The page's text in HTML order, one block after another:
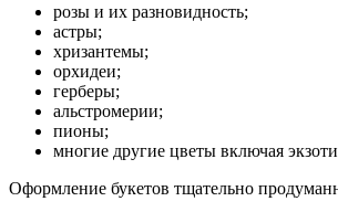
розы и их разновидность;
астры;
хризантемы;
орхидеи;
герберы;
альстромерии;
пионы;
многие другие цветы включая
Оформление букетов тщательно